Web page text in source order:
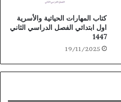
كتاب المهارات الحياتية والأسرية
اول ابتدائي الفصل الدراسي الثاني
1447
19/11/2025